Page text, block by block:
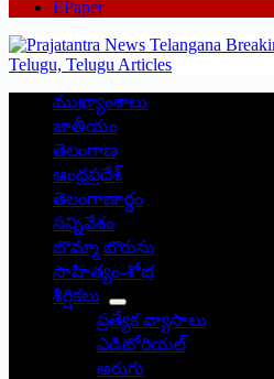
EPaper
ముఖ్యాంశాలు
జాతీయం
తెలంగాణ
ఆంధ్రప్రదేశ్
తెలంగాణార్థం
సన్నివేశం
బొమ్మా బొరుసు
సాహిత్యం-శోభ
శీర్షికలు
ప్రత్యేక వ్యాసాలు
ఎడిటోరియల్
అరుగు